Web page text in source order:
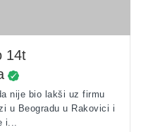
14t
nije bio lakši uz firmu
u Beogradu u Rakovici i
i...